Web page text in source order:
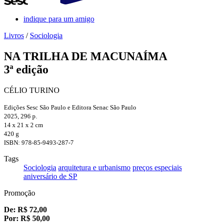
indique para um amigo
Livros / Sociologia
NA TRILHA DE MACUNAÍMA
3ª edição
CÉLIO TURINO
Edições Sesc São Paulo e Editora Senac São Paulo
2025, 296 p.
14 x 21 x 2 cm
420 g
ISBN: 978-85-9493-287-7
Tags
Sociologia arquitetura e urbanismo preços especiais
aniversário de SP
Promoção
De: R$ 72,00
Por: R$ 50,00